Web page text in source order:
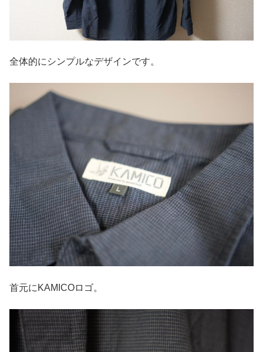
全体的にシンプルなデザインです。
首元にKAMICOロゴ。